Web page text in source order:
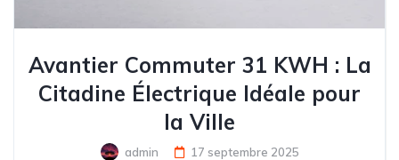
Avantier Commuter 31 KWH : La
Citadine Électrique Idéale pour
la Ville
admin 17 septembre 2025